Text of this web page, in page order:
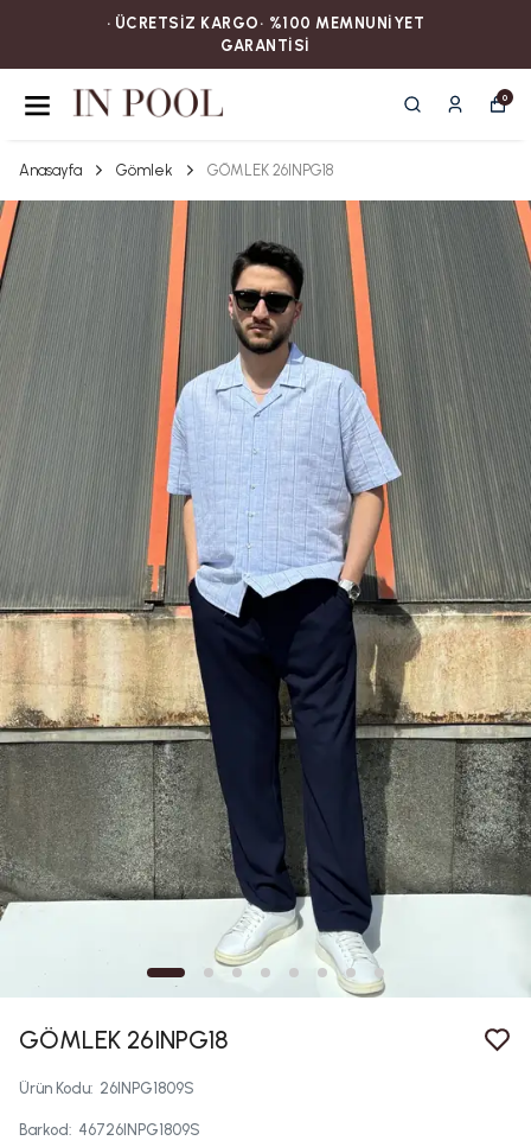
• ÜCRETSİZ KARGOㅤ‎‎‎‎‎‎‎‎• %100 MEMNUNİYET
GARANTİSİ
0
Anasayfa Gömlek GÖMLEK 26INPG18
GÖMLEK 26INPG18
Ürün Kodu: 26INPG1809S
Barkod: 46726INPG1809S